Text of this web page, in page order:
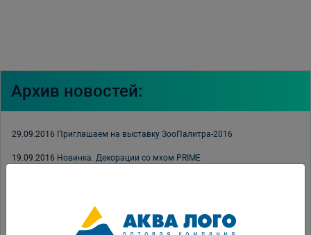
Архив новостей:
29.09.2016 Приглашаем на выставку ЗооПалитра-2016
19.09.2016 Новинка. Декорации со мхом PRIME
Новинка. Профессиональная морская соль PRIME
ПаркЗоо 2016